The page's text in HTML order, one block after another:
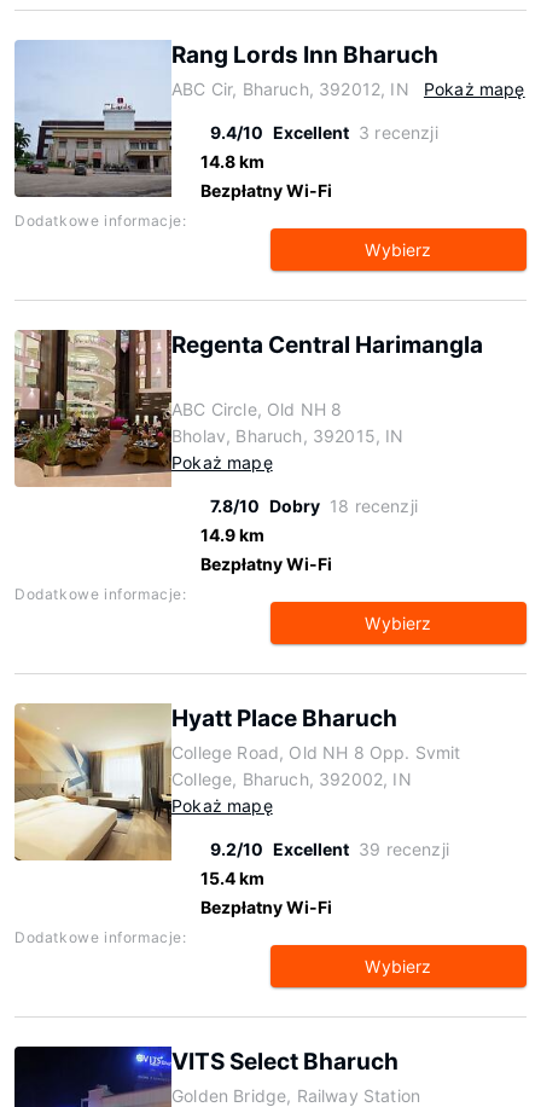
Rang Lords Inn Bharuch
ABC Cir, Bharuch, 392012, IN Pokaż mapę
9.4/10 Excellent 3 recenzji
14.8 km
Bezpłatny Wi-Fi
Dodatkowe informacje:
Wybierz
Regenta Central Harimangla
ABC Circle, Old NH 8
Bholav, Bharuch, 392015, IN
Pokaż mapę
7.8/10 Dobry 18 recenzji
14.9 km
Bezpłatny Wi-Fi
Dodatkowe informacje:
Wybierz
Hyatt Place Bharuch
College Road, Old NH 8 Opp. Svmit
College, Bharuch, 392002, IN
Pokaż mapę
9.2/10 Excellent 39 recenzji
15.4 km
Bezpłatny Wi-Fi
Dodatkowe informacje:
Wybierz
VITS Select Bharuch
Golden Bridge, Railway Station